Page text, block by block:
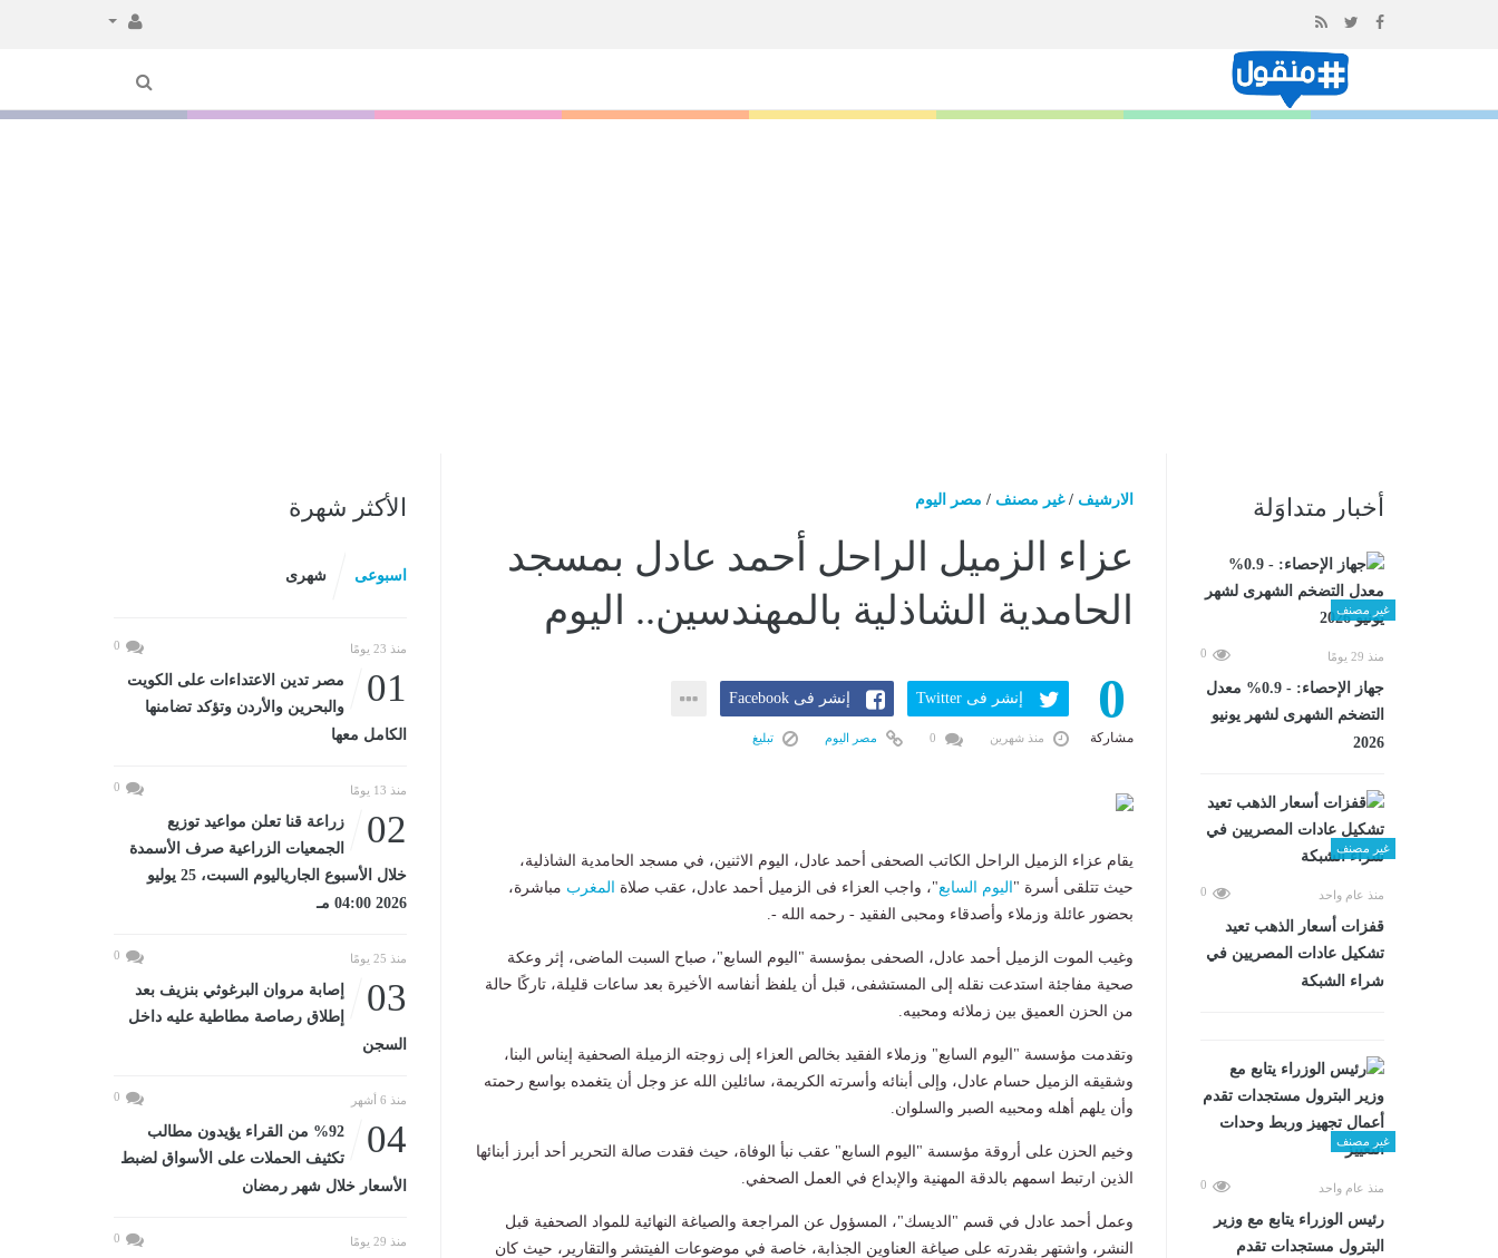
المحتوى
أخبار متداوَلة
غير مصنف
منذ 29 يومًا 0
جهاز الإحصاء: - 0.9% معدل
التضخم الشهرى لشهر يونيو
2026
غير مصنف
منذ عام واحد 0
قفزات أسعار الذهب تعيد
تشكيل عادات المصريين في
شراء الشبكة
غير مصنف
منذ عام واحد 0
رئيس الوزراء يتابع مع وزير
البترول مستجدات تقدم
الارشيف /غير مصنف / مصر اليوم
عزاء الزميل الراحل أحمد عادل بمسجد
الحامدية الشاذلية بالمهندسين.. اليوم
0
مشاركة
إنشر فى Twitter إنشر فى Facebook
منذ شهرين مصر اليوم تبليغ
يقام عزاء الزميل الراحل الكاتب الصحفى أحمد عادل، اليوم الاثنين، في مسجد الحامدية الشاذلية،
حيث تتلقى أسرة " اليوم السابع"، واجب العزاء فى الزميل أحمد عادل، عقب صلاة المغرب مباشرة،
بحضور عائلة وزملاء وأصدقاء ومحبى الفقيد - رحمه الله -.
وغيب الموت الزميل أحمد عادل، الصحفى بمؤسسة "اليوم السابع"، صباح السبت الماضى، إثر وعكة
صحية مفاجئة استدعت نقله إلى المستشفى، قبل أن يلفظ أنفاسه الأخيرة بعد ساعات قليلة، تاركًا حالة
من الحزن العميق بين زملائه ومحبيه.
وتقدمت مؤسسة "اليوم السابع" وزملاء الفقيد بخالص العزاء إلى زوجته الزميلة الصحفية إيناس البنا،
وشقيقه الزميل حسام عادل، وإلى أبنائه وأسرته الكريمة، سائلين الله عز وجل أن يتغمده بواسع رحمته
وأن يلهم أهله ومحبيه الصبر والسلوان.
وخيم الحزن على أروقة مؤسسة "اليوم السابع" عقب نبأ الوفاة، حيث فقدت صالة التحرير أحد أبرز أبنائها
الذين ارتبط اسمهم بالدقة المهنية والإبداع في العمل الصحفي.
وعمل أحمد عادل في قسم "الديسك"، المسؤول عن المراجعة والصياغة النهائية للمواد الصحفية قبل
النشر، واشتهر بقدرته على صياغة العناوين الجذابة، خاصة في موضوعات الفيتشر والتقارير، حيث كان
الأكثر شهرة
اسبوعى شهرى
منذ 23 يومًا 0
01
مصر تدين الاعتداءات على الكويت
والبحرين والأردن وتؤكد تضامنها
الكامل معها
منذ 13 يومًا 0
02
زراعة قنا تعلن مواعيد توزيع
الجمعيات الزراعية صرف الأسمدة
خلال الأسبوع الجارياليوم السبت، 25 يوليو
2026 04:00 مـ
منذ 25 يومًا 0
03
إصابة مروان البرغوثي بنزيف بعد
إطلاق رصاصة مطاطية عليه داخل
السجن
منذ 6 أشهر 0
04
%92 من القراء يؤيدون مطالب
تكثيف الحملات على الأسواق لضبط
الأسعار خلال شهر رمضان
منذ 29 يومًا 0